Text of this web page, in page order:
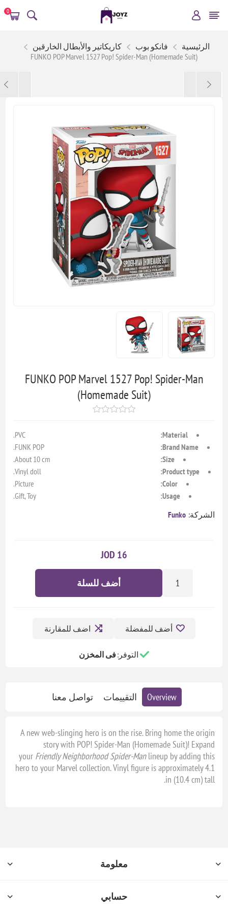
0
الرئيسية فانكو بوب
كاريكاتير والأبطال الخارقين
FUNKO POP Marvel 1527 Pop! Spider-Man (Homemade Suit)
FUNKO POP Marvel 1527 Pop! Spider-Man
(Homemade Suit)
Material:
PVC.
Brand Name:
FUNK POP.
Size:
About 10 cm.
Product type:
Vinyl doll.
Color:
Picture.
Usage:
Gift, Toy.
الشركة: Funko
16 JOD
أضف للسلة
أضف للمفضلة اضف للمقارنة
التوفر:فى المخزن
Overview التقييمات تواصل معنا
A new web-slinging hero is on the rise. Bring home the origin
story with POP! Spider-Man (Homemade Suit)! Expand
your Friendly Neighborhood Spider-Manlineup by adding this
hero to your Marvel collection. Vinyl figure is approximately 4.1
in (10.4 cm) tall.
معلومة
حسابي